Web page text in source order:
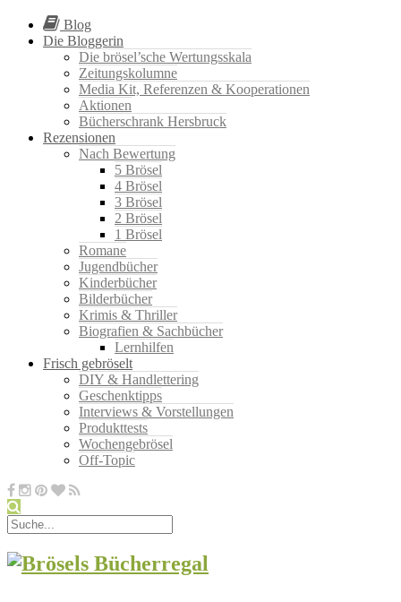
Blog
Die Bloggerin
Die brösel’sche Wertungsskala
Zeitungskolumne
Media Kit, Referenzen & Kooperationen
Aktionen
Bücherschrank Hersbruck
Rezensionen
Nach Bewertung
5 Brösel
4 Brösel
3 Brösel
2 Brösel
1 Brösel
Romane
Jugendbücher
Kinderbücher
Bilderbücher
Krimis & Thriller
Biografien & Sachbücher
Lernhilfen
Frisch gebröselt
DIY & Handlettering
Geschenktipps
Interviews & Vorstellungen
Produkttests
Wochengebrösel
Off-Topic